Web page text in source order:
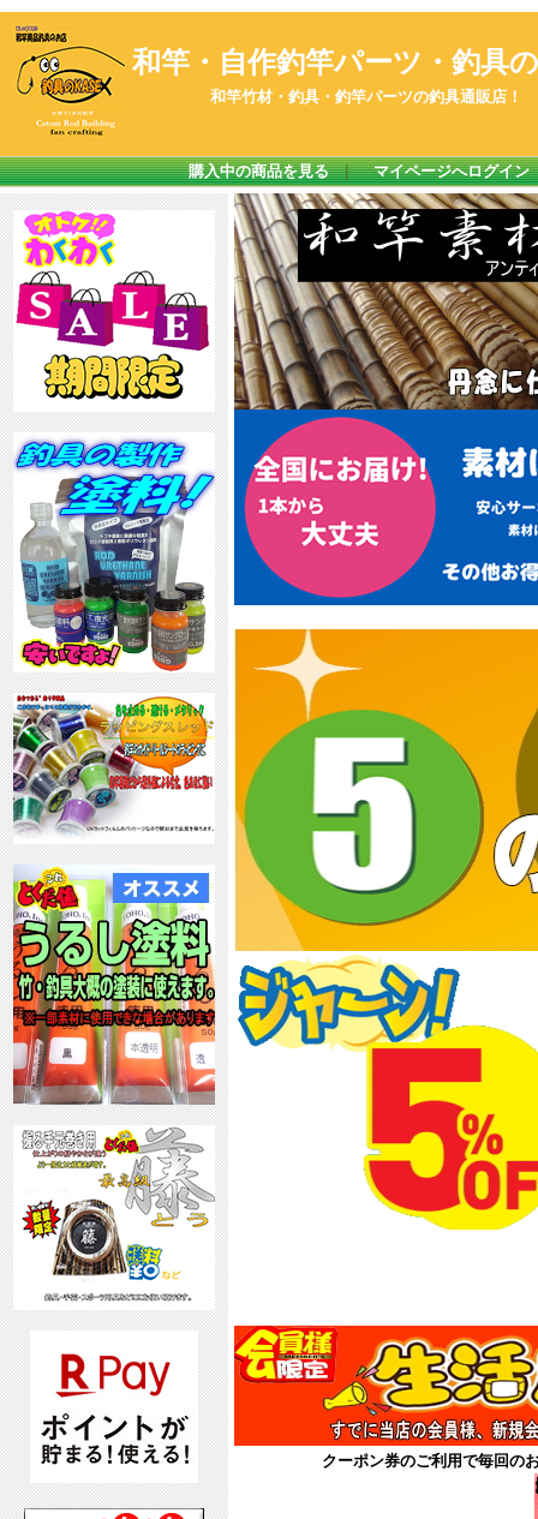
和竿・自作釣竿パーツ・釣具の
和竿竹材・釣具・釣竿パーツの釣具通販店！
購入中の商品を見る｜ マイページへログイン
クーポン券のご利用で毎回の